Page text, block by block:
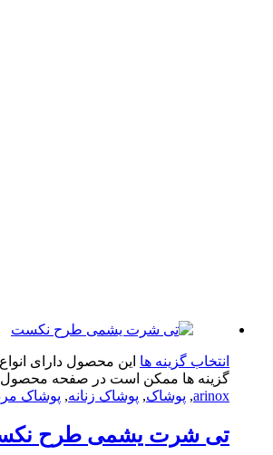
گزینه ها این محصول دارای انواع مختلفی
ها ممکن است در صفحه محصول انتخاب
پوشاک,پوشاک زنانه,پوشاک مردانه,
شرت یشمی طرح نکست